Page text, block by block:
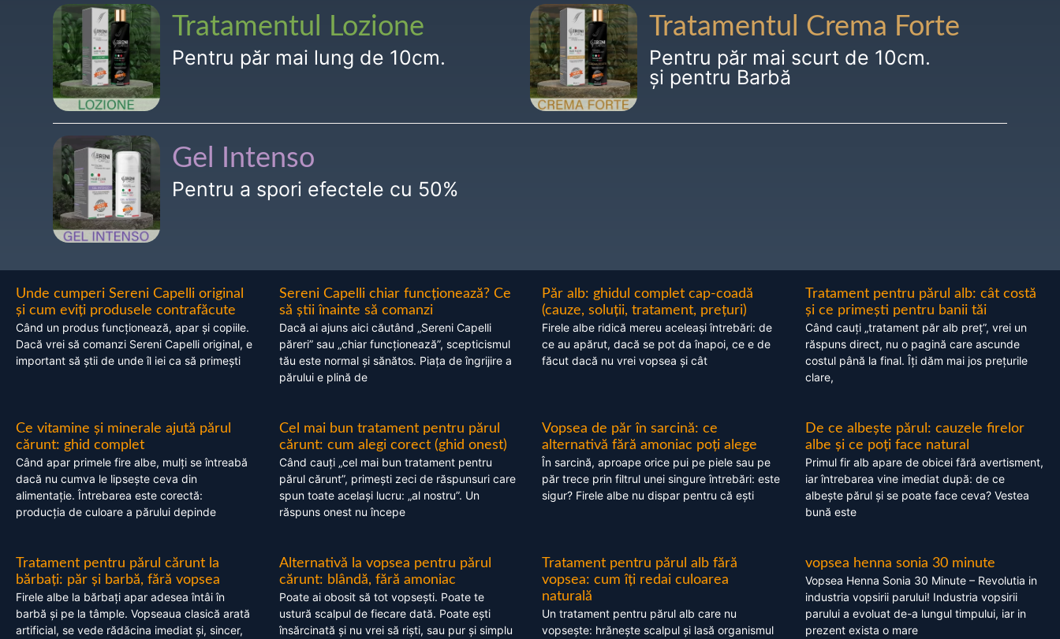
Tratamentul Lozione
Pentru păr mai lung de 10cm.
Tratamentul Crema Forte
Pentru păr mai scurt de 10cm.
și pentru Barbă
Gel Intenso
Pentru a spori efectele cu 50%
Unde cumperi Sereni Capelli original
și cum eviți produsele contrafăcute
Când un produs funcționează, apar și copiile.
Dacă vrei să comanzi Sereni Capelli original, e
important să știi de unde îl iei ca să primești
Sereni Capelli chiar funcționează? Ce
să știi înainte să comanzi
Dacă ai ajuns aici căutând „Sereni Capelli
păreri” sau „chiar funcționează”, scepticismul
tău este normal și sănătos. Piața de îngrijire a
părului e plină de
Păr alb: ghidul complet cap-coadă
(cauze, soluții, tratament, prețuri)
Firele albe ridică mereu aceleași întrebări: de
ce au apărut, dacă se pot da înapoi, ce e de
făcut dacă nu vrei vopsea și cât
Tratament pentru părul alb: cât costă
și ce primești pentru banii tăi
Când cauți „tratament păr alb preț”, vrei un
răspuns direct, nu o pagină care ascunde
costul până la final. Îți dăm mai jos prețurile
clare,
Ce vitamine și minerale ajută părul
cărunt: ghid complet
Când apar primele fire albe, mulți se întreabă
dacă nu cumva le lipsește ceva din
alimentație. Întrebarea este corectă:
producția de culoare a părului depinde
Cel mai bun tratament pentru părul
cărunt: cum alegi corect (ghid onest)
Când cauți „cel mai bun tratament pentru
părul cărunt”, primești zeci de răspunsuri care
spun toate același lucru: „al nostru”. Un
răspuns onest nu începe
Vopsea de păr în sarcină: ce
alternativă fără amoniac poți alege
În sarcină, aproape orice pui pe piele sau pe
păr trece prin filtrul unei singure întrebări: este
sigur? Firele albe nu dispar pentru că ești
De ce albește părul: cauzele firelor
albe și ce poți face natural
Primul fir alb apare de obicei fără avertisment,
iar întrebarea vine imediat după: de ce
albește părul și se poate face ceva? Vestea
bună este
Tratament pentru părul cărunt la
bărbați: păr și barbă, fără vopsea
Firele albe la bărbați apar adesea întâi în
barbă și pe la tâmple. Vopseaua clasică arată
artificial, se vede rădăcina imediat și, sincer,
Alternativă la vopsea pentru părul
cărunt: blândă, fără amoniac
Poate ai obosit să tot vopsești. Poate te
ustură scalpul de fiecare dată. Poate ești
însărcinată și nu vrei să riști, sau pur și simplu
Tratament pentru părul alb fără
vopsea: cum îți redai culoarea
naturală
Un tratament pentru părul alb care nu
vopsește: hrănește scalpul și lasă organismul
vopsea henna sonia 30 minute
Vopsea Henna Sonia 30 Minute – Revolutia in
industria vopsirii parului! Industria vopsirii
parului a evoluat de-a lungul timpului, iar in
prezent exista o mare